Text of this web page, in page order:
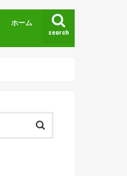
search
ホーム